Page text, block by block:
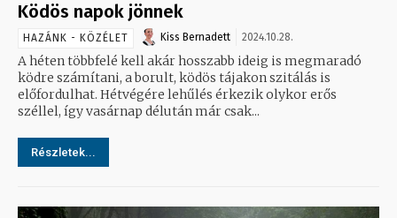
Ködös napok jönnek
HAZÁNK - KÖZÉLET Kiss Bernadett 2024.10.28.
A héten többfelé kell akár hosszabb ideig is megmaradó
ködre számítani, a borult, ködös tájakon szitálás is
előfordulhat. Hétvégére lehűlés érkezik olykor erős
széllel, így vasárnap délután már csak...
Részletek...